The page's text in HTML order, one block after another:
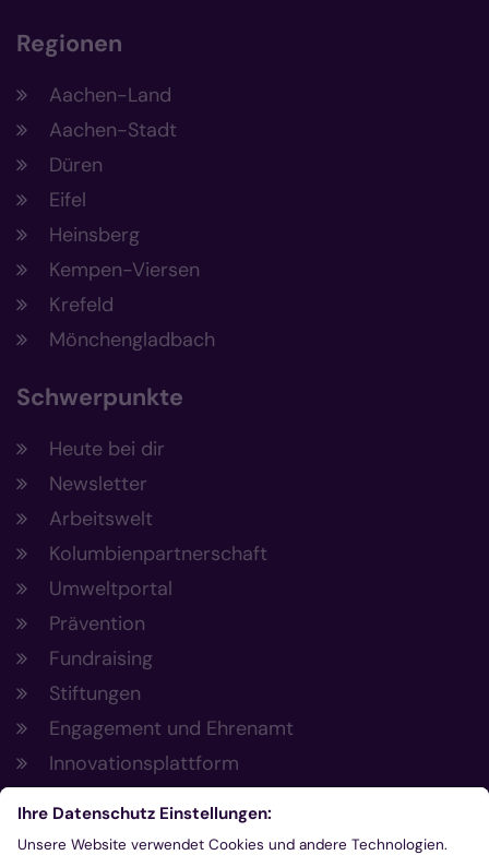
Regionen
Aachen-Land
Aachen-Stadt
Düren
Eifel
Heinsberg
Kempen-Viersen
Krefeld
Mönchengladbach
Schwerpunkte
Heute bei dir
Newsletter
Arbeitswelt
Kolumbienpartnerschaft
Umweltportal
Prävention
Fundraising
Stiftungen
Engagement und Ehrenamt
Innovationsplattform
Aus der Plattform